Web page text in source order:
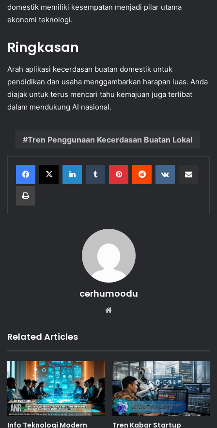
domestik memiliki kesempatan menjadi pilar utama
ekonomi teknologi.
Ringkasan
Arah aplikasi kecerdasan buatan domestik untuk
pendidikan dan usaha menggambarkan harapan luas. Anda
diajak untuk terus mencari tahu kemajuan juga terlibat
dalam mendukung AI nasional.
Tren Penggunaan Kecerdasan Buatan Lokal
LinkedInTumblr PinterestReddit VKontakte
Print
cerhumoodu
Related Articles
Info Teknologi Modern Tren Kabar Startup